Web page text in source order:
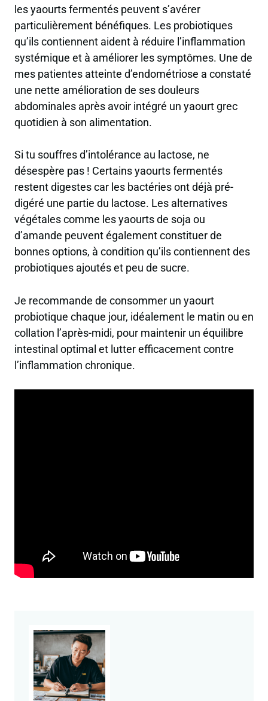
les yaourts fermentés peuvent s’avérer
particulièrement bénéfiques. Les probiotiques
qu’ils contiennent aident à réduire l’inflammation
systémique et à améliorer les symptômes. Une de
mes patientes atteinte d’endométriose a constaté
une nette amélioration de ses douleurs
abdominales après avoir intégré un yaourt grec
quotidien à son alimentation.
Si tu souffres d’intolérance au lactose, ne
désespère pas ! Certains yaourts fermentés
restent digestes car les bactéries ont déjà pré-
digéré une partie du lactose. Les alternatives
végétales comme les yaourts de soja ou
d’amande peuvent également constituer de
bonnes options, à condition qu’ils contiennent des
probiotiques ajoutés et peu de sucre.
Je recommande de consommer un yaourt
probiotique chaque jour, idéalement le matin ou en
collation l’après-midi, pour maintenir un équilibre
intestinal optimal et lutter efficacement contre
l’inflammation chronique.